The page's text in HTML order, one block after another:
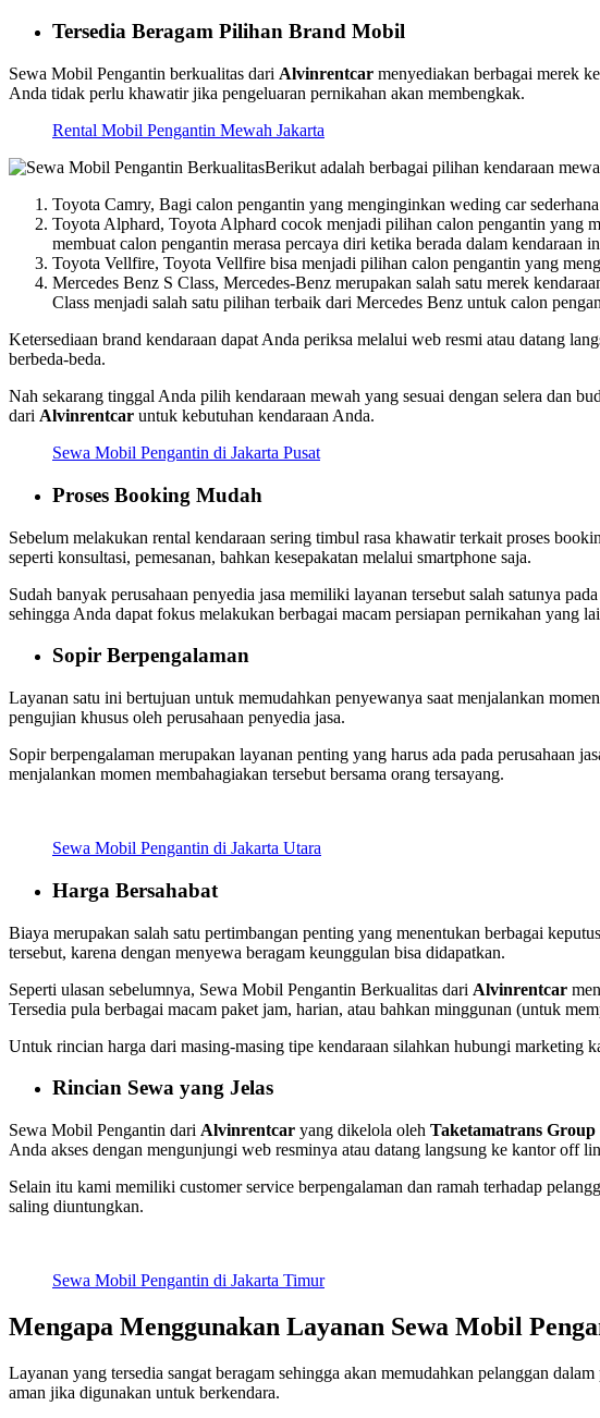
Tersedia Beragam Pilihan Brand Mobil
Sewa Mobil Pengantin berkualitas dari Alvinrentcar menyediakan berbagai merek
Anda tidak perlu khawatir jika pengeluaran pernikahan akan membengkak.
Rental Mobil Pengantin Mewah Jakarta
Berikut adalah berbagai pilihan kendaraan
Toyota Camry, Bagi calon pengantin yang menginginkan weding car
Toyota Alphard, Toyota Alphard cocok menjadi pilihan calon pengantin yang
membuat calon pengantin merasa percaya diri ketika berada dalam kendaraan
Toyota Vellfire, Toyota Vellfire bisa menjadi pilihan calon pengantin yang
Mercedes Benz S Class, Mercedes-Benz merupakan salah satu merek
Class menjadi salah satu pilihan terbaik dari Mercedes Benz untuk calon
Ketersediaan brand kendaraan dapat Anda periksa melalui web resmi atau datang
berbeda-beda.
Nah sekarang tinggal Anda pilih kendaraan mewah yang sesuai dengan selera dan
dari Alvinrentcar untuk kebutuhan kendaraan Anda.
Sewa Mobil Pengantin di Jakarta Pusat
Proses Booking Mudah
Sebelum melakukan rental kendaraan sering timbul rasa khawatir terkait proses
seperti konsultasi, pemesanan, bahkan kesepakatan melalui smartphone saja.
Sudah banyak perusahaan penyedia jasa memiliki layanan tersebut salah satunya pada
sehingga Anda dapat fokus melakukan berbagai macam persiapan pernikahan yang
Sopir Berpengalaman
Layanan satu ini bertujuan untuk memudahkan penyewanya saat menjalankan
pengujian khusus oleh perusahaan penyedia jasa.
Sopir berpengalaman merupakan layanan penting yang harus ada pada
menjalankan momen membahagiakan tersebut bersama orang tersayang.
Sewa Mobil Pengantin di Jakarta Utara
Harga Bersahabat
Biaya merupakan salah satu pertimbangan penting yang menentukan berbagai
tersebut, karena dengan menyewa beragam keunggulan bisa didapatkan.
Seperti ulasan sebelumnya, Sewa Mobil Pengantin Berkualitas dari Alvinrentcar
Tersedia pula berbagai macam paket jam, harian, atau bahkan minggunan (untuk
Untuk rincian harga dari masing-masing tipe kendaraan silahkan hubungi marketing
Rincian Sewa yang Jelas
Sewa Mobil Pengantin dari Alvinrentcar yang dikelola oleh Taketamatrans Group
Anda akses dengan mengunjungi web resminya atau datang langsung ke kantor off
Selain itu kami memiliki customer service berpengalaman dan ramah terhadap
saling diuntungkan.
Sewa Mobil Pengantin di Jakarta Timur
Mengapa Menggunakan Layanan Sewa Mobil
Layanan yang tersedia sangat beragam sehingga akan memudahkan pelanggan
aman jika digunakan untuk berkendara.